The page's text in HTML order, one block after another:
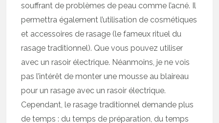
souffrant de problèmes de peau comme l’acné. Il
permettra également l’utilisation de cosmétiques
et accessoires de rasage (le fameux rituel du
rasage traditionnel). Que vous pouvez utiliser
avec un rasoir électrique. Néanmoins, je ne vois
pas l’intérêt de monter une mousse au blaireau
pour un rasage avec un rasoir électrique.
Cependant, le rasage traditionnel demande plus
de temps : du temps de préparation, du temps